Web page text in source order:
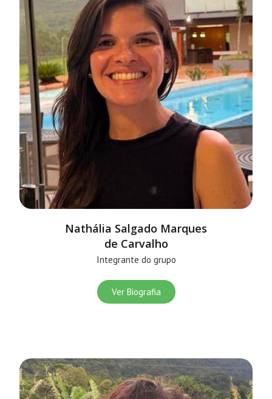
Nathália Salgado Marques
de Carvalho
Integrante do grupo
Ver Biografia